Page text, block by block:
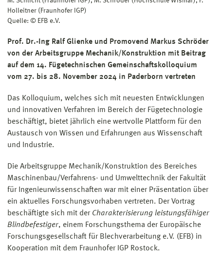
Holleitner (Fraunhofer IGP)
Quelle: © EFB e.V.
Prof. Dr.-Ing Ralf Glienke und Promovend Markus Schröder
von der Arbeitsgruppe Mechanik/Konstruktion mit Beitrag
auf dem 14. Fügetechnischen Gemeinschaftskolloquium
vom 27. bis 28. November 2024 in Paderborn vertreten
Das Kolloquium, welches sich mit neuesten Entwicklungen
und innovativen Verfahren im Bereich der Fügetechnologie
beschäftigt, bietet jährlich eine wertvolle Plattform für den
Austausch von Wissen und Erfahrungen aus Wissenschaft
und Industrie.
Die Arbeitsgruppe Mechanik/Konstruktion des Bereiches
Maschinenbau/Verfahrens- und Umwelttechnik der Fakultät
für Ingenieurwissenschaften war mit einer Präsentation über
ein aktuelles Forschungsvorhaben vertreten. Der Vortrag
beschäftigte sich mit der Charakterisierung leistungsfähiger
Blindbefestiger, einem Forschungsthema der Europäische
Forschungsgesellschaft für Blechverarbeitung e.V. (EFB) in
Kooperation mit dem Fraunhofer IGP Rostock.